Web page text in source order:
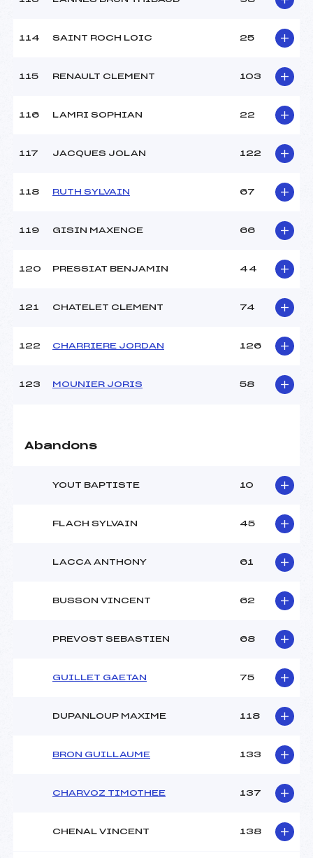
114 SAINT ROCH LOIC 25
115 RENAULT CLEMENT 103
116 LAMRI SOPHIAN 22
117 JACQUES JOLAN 122
118 RUTH SYLVAIN 67
119 GISIN MAXENCE 66
120 PRESSIAT BENJAMIN 44
121 CHATELET CLEMENT 74
122 CHARRIERE JORDAN 126
123 MOUNIER JORIS 58
Abandons
YOUT BAPTISTE 10
FLACH SYLVAIN 45
LACCA ANTHONY 61
BUSSON VINCENT 62
PREVOST SEBASTIEN 68
GUILLET GAETAN 75
DUPANLOUP MAXIME 118
BRON GUILLAUME 133
CHARVOZ TIMOTHEE 137
CHENAL VINCENT 138